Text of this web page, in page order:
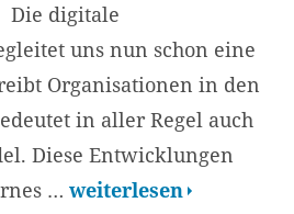
Social
Media
und
E-
Commerce
Die digitale
uns nun schon eine
Organisationen in den
in aller Regel auch
Diese Entwicklungen
… Digitale
weiterlesen